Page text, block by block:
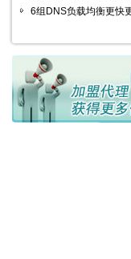
6组DNS负载均衡更快